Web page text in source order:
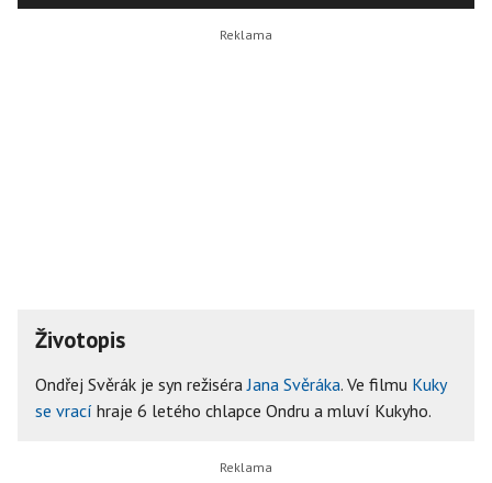
Životopis
Ondřej Svěrák je syn režiséraJana Svěráka. Ve filmu Kuky
se vrací hraje 6 letého chlapce Ondru a mluví Kukyho.